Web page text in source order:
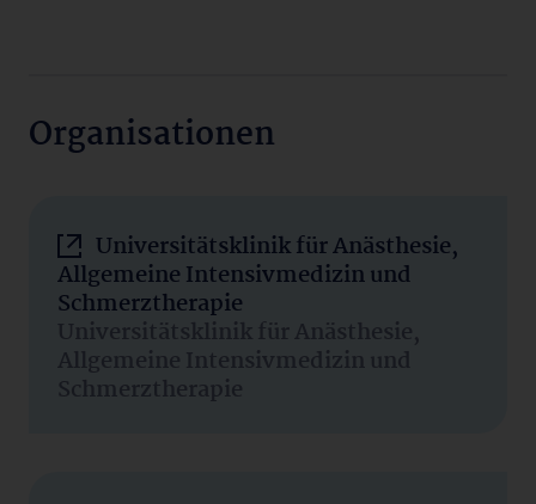
Organisationen
Universitätsklinik für Anästhesie,
Allgemeine Intensivmedizin und
Schmerztherapie
Universitätsklinik für Anästhesie,
Allgemeine Intensivmedizin und
Schmerztherapie